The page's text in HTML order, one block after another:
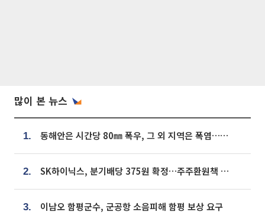
많이 본 뉴스
1. 동해안은 시간당 80㎜ 폭우, 그 외 지역은 폭염…‘극과 극 날씨’
2. SK하이닉스, 분기배당 375원 확정…주주환원책 9월로 앞당겨 발표
3. 이남오 함평군수, 군공항 소음피해 함평 보상 요구